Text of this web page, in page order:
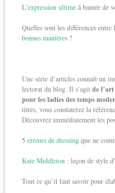
L’expression ultime à bannir de
Quelles sont les différences
bonnes manières ?
Une série d’articles connaît un
lectorat du blog. Il s’agitde
pour les ladies des temps
titres, vous constaterez la
Découvrez immédiatement les
5erreurs de dressing que ne
Kate Middleton : leçon de style
Tout ce qu’il faut savoir pour